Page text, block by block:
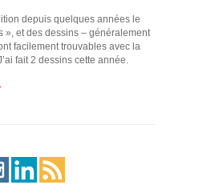
depuis quelques années le
», et des dessins – généralement
facilement trouvables avec la
fait 2 dessins cette année.